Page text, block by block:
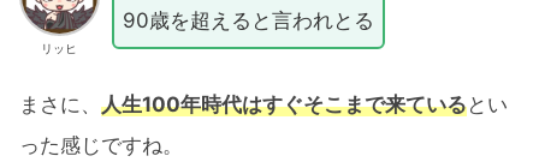
リッヒ
90歳を超えると言われとる
まさに、 人生100年時代はすぐそこまで来ているとい
った感じですね。